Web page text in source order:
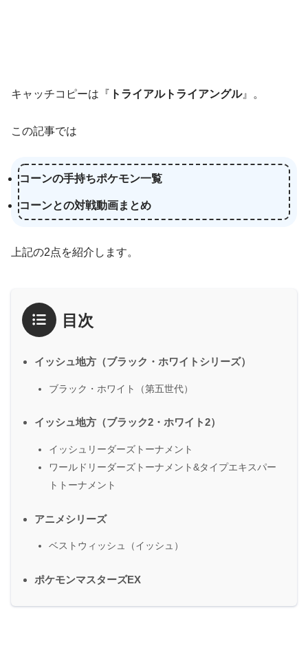
キャッチコピーは『 トライアルトライアングル』。
この記事では
コーンの手持ちポケモン一覧
コーンとの対戦動画まとめ
上記の2点を紹介します。
目次
イッシュ地方（ブラック・ホワイトシリーズ）
ブラック・ホワイト（第五世代）
イッシュ地方（ブラック2・ホワイト2）
イッシュリーダーズトーナメント
ワールドリーダーズトーナメント&タイプエキスパー
トトーナメント
アニメシリーズ
ベストウィッシュ（イッシュ）
ポケモンマスターズEX